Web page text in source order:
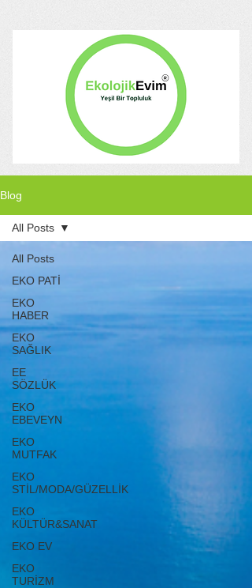
Blog
All Posts
EKO PATİ
EKO
HABER
EKO
SAĞLIK
EE
SÖZLÜK
EKO
EBEVEYN
EKO
MUTFAK
EKO
STİL/MODA/GÜZELLİK
EKO
KÜLTÜR&SANAT
EKO EV
EKO
TURİZM
All Posts